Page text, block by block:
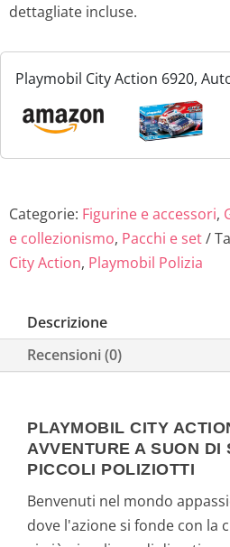
dettagliate incluse.
Playmobil City Action 6920,
Categorie: Figurine e accessori,
e collezionismo, Pacchi e set
City Action, Playmobil Polizia
Descrizione
Recensioni (0)
PLAYMOBIL CITY
AVVENTURE A SUON DI
PICCOLI POLIZIOTTI
Benvenuti nel mondo
dove l'azione si fonde con la